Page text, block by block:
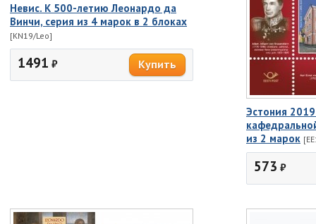
Невис. К 500-летию Леонардо да
Винчи, серия из 4 марок в 2 блоках
[KN19/Leo]
1491 ₽
Эстония
из 2 марок
573 ₽